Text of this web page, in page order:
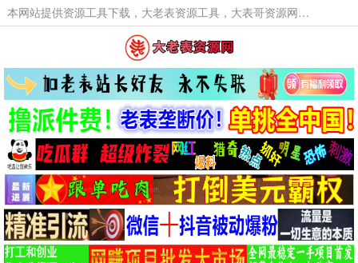
本网站提供资源工具下载，大老表资源工具，大表哥资源网软件工具，大老表资源下载，活动线报福利资源分享,活动线报，大型网游经典游戏，网络热门技术游戏辅助交流与分享。